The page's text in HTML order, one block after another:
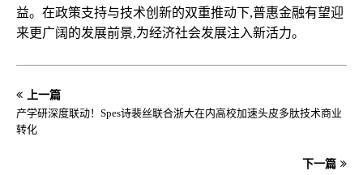
益。在政策支持与技术创新的双重推动下,普惠金融有望迎
来更广阔的发展前景,为经济社会发展注入新活力。
上一篇
产学研深度联动！Spes诗裴丝联合浙大在内高校加速头皮多肽技术商业
转化
下一篇